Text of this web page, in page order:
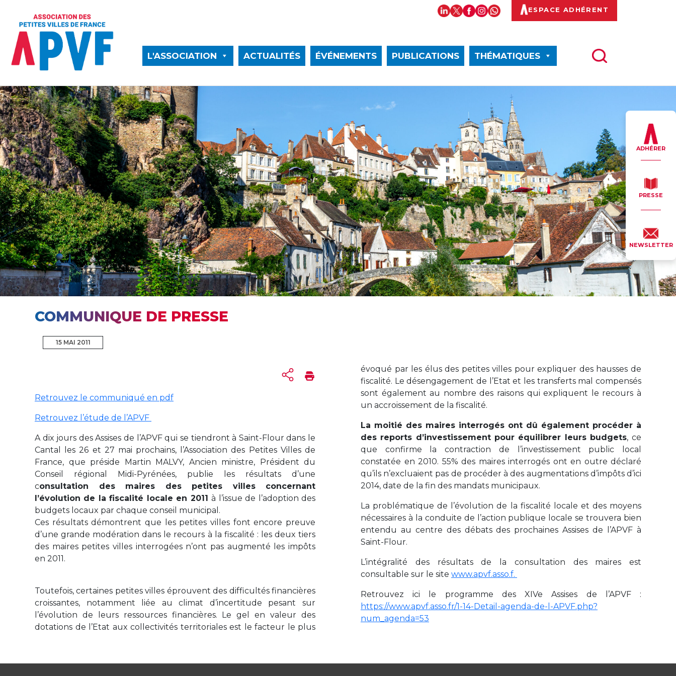
ESPACE ADHÉRENT
L'ASSOCIATION ACTUALITÉS ÉVÉNEMENTS PUBLICATIONS THÉMATIQUES
ADHÉRER
PRESSE
NEWSLETTER
COMMUNIQUE DE PRESSE
15 MAI 2011
Retrouvez le communiqué en pdf
Retrouvez l’étude de l’APVF
A dix jours des Assises de l’APVF qui se tiendront à Saint-Flour dans le
Cantal les 26 et 27 mai prochains, l’Association des Petites Villes de
France, que préside Martin MALVY, Ancien ministre, Président du
Conseil régional Midi-Pyrénées, publie les résultats d’une
consultation des maires des petites villes concernant
l’évolution de la fiscalité locale en 2011 à l’issue de l’adoption des
budgets locaux par chaque conseil municipal.
Ces résultats démontrent que les petites villes font encore preuve
d’une grande modération dans le recours à la fiscalité : les deux tiers
des maires petites villes interrogées n’ont pas augmenté les impôts
en 2011.
Toutefois, certaines petites villes éprouvent des difficultés financières
croissantes, notamment liée au climat d’incertitude pesant sur
l’évolution de leurs ressources financières. Le gel en valeur des
dotations de l’Etat aux collectivités territoriales est le facteur le plus
évoqué par les élus des petites villes pour expliquer des hausses de
fiscalité. Le désengagement de l’Etat et les transferts mal compensés
sont également au nombre des raisons qui expliquent le recours à
un accroissement de la fiscalité.
La moitié des maires interrogés ont dû également procéder à
des reports d’investissement pour équilibrer leurs budgets, ce
que confirme la contraction de l’investissement public local
constatée en 2010. 55% des maires interrogés ont en outre déclaré
qu’ils n’excluaient pas de procéder à des augmentations d’impôts d’ici
2014, date de la fin des mandats municipaux.
La problématique de l’évolution de la fiscalité locale et des moyens
nécessaires à la conduite de l’action publique locale se trouvera bien
entendu au centre des débats des prochaines Assises de l’APVF à
Saint-Flour.
L’intégralité des résultats de la consultation des maires est
consultable sur le site www.apvf.asso.f.
Retrouvez ici le programme des XIVe Assises de l’APVF :
https://www.apvf.asso.fr/1-14-Detail-agenda-de-l-APVF.php?
num_agenda=53